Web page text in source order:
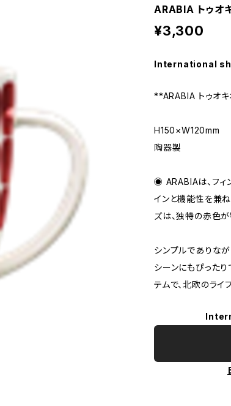
ARABIA トゥオ
¥3,300
International
**ARABIA トゥオ
H150×W120mm
陶器製
◉ ARABIAは、フィ
インと機能性を兼
ズは、独特の赤色
シンプルでありな
シーンにもぴった
テムで、北欧のライ